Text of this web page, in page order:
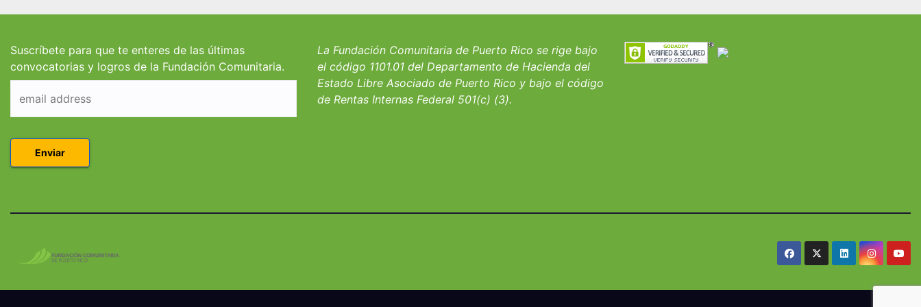
Rico
albergues infantiles
Suscríbete para que te enteres de las últimas
convocatorias y logros de la Fundación Comunitaria.
La Fundación Comunitaria de Puerto Rico se rige bajo
el código 1101.01 del Departamento de Hacienda del
Estado Libre Asociado de Puerto Rico y bajo el código
de Rentas Internas Federal 501(c) (3).